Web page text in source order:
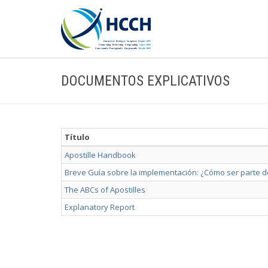
DOCUMENTOS EXPLICATIVOS
Título
Apostille Handbook
Breve Guía sobre la implementación: ¿Cómo ser parte
The ABCs of Apostilles
Explanatory Report